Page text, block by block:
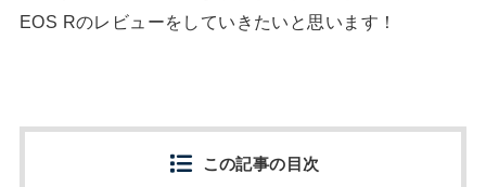
EOS Rのレビューをしていきたいと思います！
この記事の目次